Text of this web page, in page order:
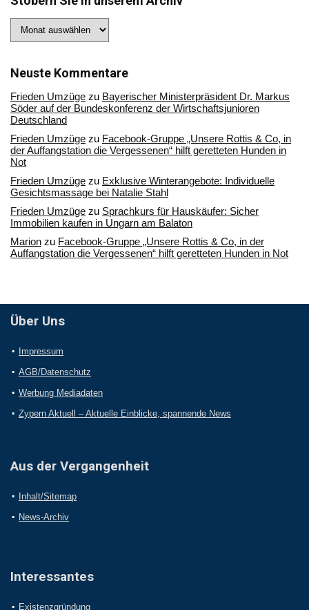
Sie
Archiv
Neuste Kommentare
Frieden Umzüge zu Bayerischer Ministerpräsident Dr. Markus
Söder auf der Bundeskonferenz der Wirtschaftsjunioren
Deutschland
Frieden Umzüge zu Facebook-Gruppe „Unsere Rottis & Co, in
der Auffangstation die Vergessenen“ hilft geretteten Hunden in
Not
Frieden Umzüge zu Exklusive Winterangebote: Individuelle
Gesichtsmassage bei Natalie Stahl
Frieden Umzüge zu Sprachkurs für Hauskäufer: Sicher
Immobilien kaufen in Ungarn am Balaton
Marion zu Facebook-Gruppe „Unsere Rottis & Co, in der
Auffangstation die Vergessenen“ hilft geretteten Hunden in Not
Über Uns
Impressum
AGB/Datenschutz
Werbung Mediadaten
Zypern Aktuell – Aktuelle Einblicke, spannende News
Aus der Vergangenheit
Inhalt/Sitemap
News-Archiv
Interessantes
Existenzgründung